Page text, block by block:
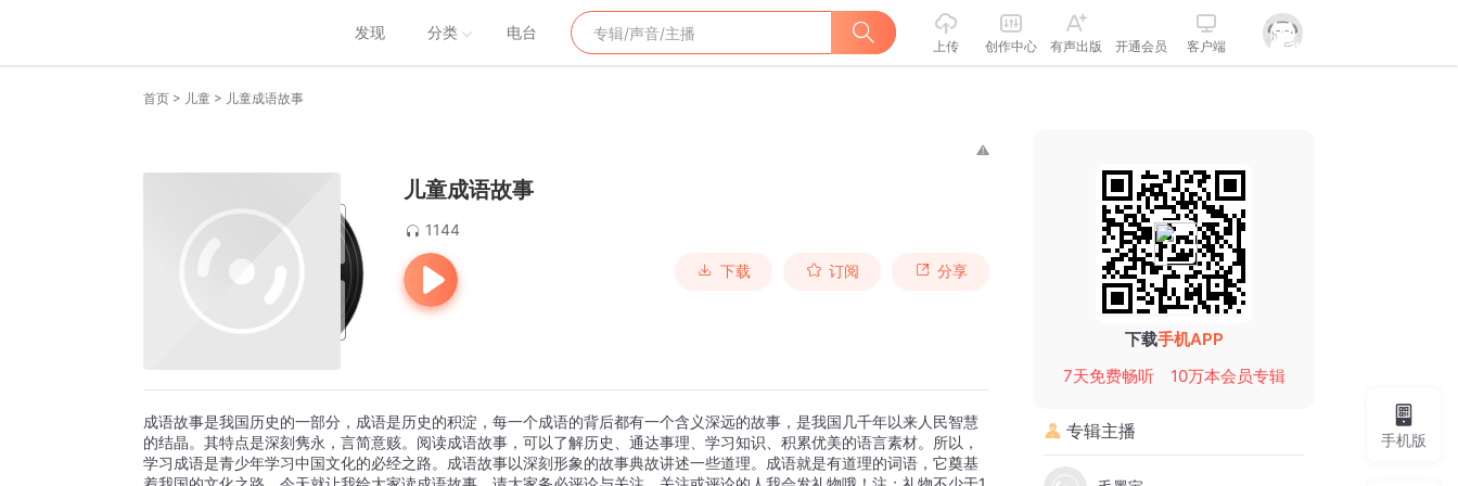
发现 分类 电台
上传 创作中心 有声出版 开通会员 客户端
首页 > 儿童 > 儿童成语故事
儿童成语故事
1144
下载 订阅 分享
成语故事是我国历史的一部分，成语是历史的积淀，每一个成语的背后都有一个含义深远的故事，是我国几千年以来人民智慧
的结晶。其特点是深刻隽永，言简意赅。阅读成语故事，可以了解历史、通达事理、学习知识、积累优美的语言素材。所以，
学习成语是青少年学习中国文化的必经之路。成语故事以深刻形象的故事典故讲述一些道理。成语就是有道理的词语，它奠基
下载手机APP
7天免费畅听
10万本会员专辑
专辑主播 手机版